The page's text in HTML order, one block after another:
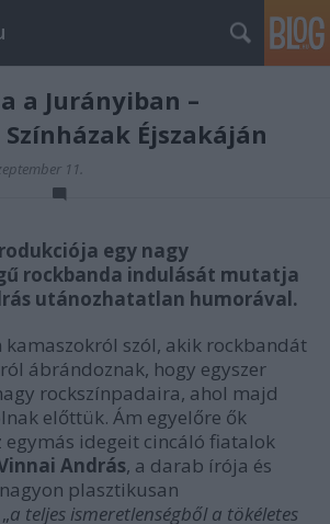
a Jurányiban –
Éjszakáján
11.
egy nagy
rockbanda indulását mutatja
utánozhatatlan humorával.
kamaszokról szól, akik rockbandát
ábrándoznak, hogy egyszer
rockszínpadaira, ahol majd
előttük. Ám egyelőre ők
egymás idegeit cincáló fiatalok
András, a darab írója és
plasztikusan
a teljes ismeretlenségből a tökéletes